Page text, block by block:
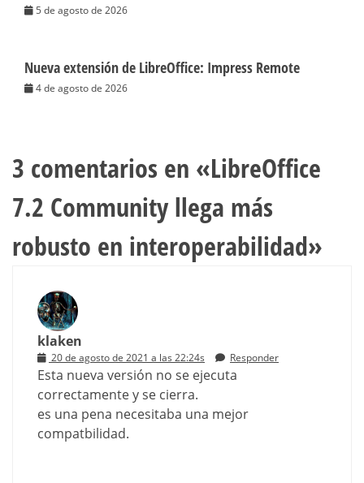
5 de agosto de 2026
Nueva extensión de LibreOffice: Impress Remote
4 de agosto de 2026
3 comentarios en «LibreOffice
7.2 Community llega más
robusto en interoperabilidad»
klaken
20 de agosto de 2021 a las 22:24s Responder
Esta nueva versión no se ejecuta
correctamente y se cierra.
es una pena necesitaba una mejor
compatbilidad.